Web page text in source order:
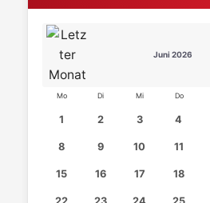
Juni 2026
Mo Di Mi Do
1 2 3 4
8 9 10 11
15 16 17 18